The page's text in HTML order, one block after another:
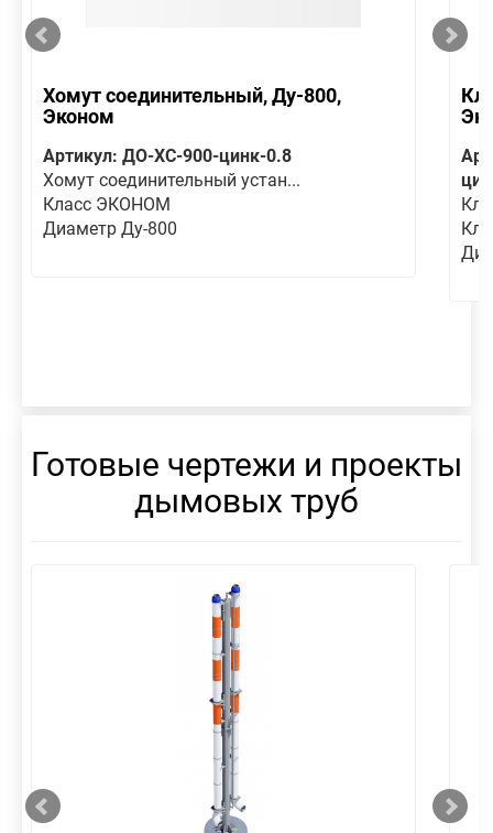
Хомут соединительный, Ду-800,
Эконом
Артикул: ДО-ХС-900-цинк-0.8
Хомут соединительный устан...
Класс ЭКОНОМ
Диаметр Ду-800
Готовые чертежи и проекты
дымовых труб